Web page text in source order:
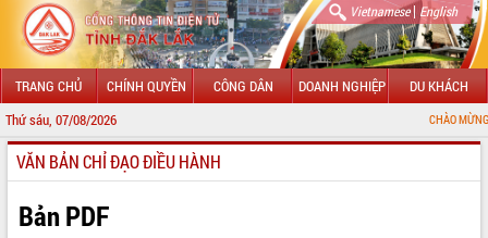
Vietnamese| English
TRANG CHỦ CHÍNH QUYỀN CÔNG DÂN DOANH NGHIỆP DU KHÁCH
Thứ sáu, 07/08/2026 CHÀO MỪNG ĐẾN VỚI
GIỚI THIỆU
LÃNH ĐẠO UBND TỈNH
VĂN BẢN CHỈ ĐẠO ĐIỀU HÀNH
Bản PDF